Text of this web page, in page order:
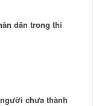
dân trong thi
chưa thành